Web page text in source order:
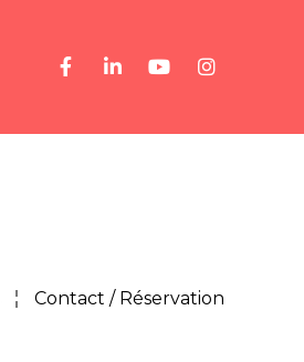
Contact / Réservation